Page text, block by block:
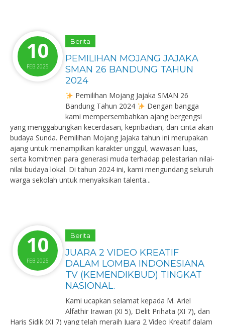
10
FEB 2025
Berita
PEMILIHAN MOJANG JAJAKA
SMAN 26 BANDUNG TAHUN
2024
Pemilihan Mojang Jajaka SMAN 26
Bandung Tahun 2024
Dengan bangga
kami mempersembahkan ajang bergengsi
yang menggabungkan kecerdasan, kepribadian, dan cinta akan
budaya Sunda. Pemilihan Mojang Jajaka tahun ini merupakan
ajang untuk menampilkan karakter unggul, wawasan luas,
serta komitmen para generasi muda terhadap pelestarian nilai-
nilai budaya lokal. Di tahun 2024 ini, kami mengundang seluruh
warga sekolah untuk menyaksikan talenta...
10
FEB 2025
Berita
JUARA 2 VIDEO KREATIF
DALAM LOMBA INDONESIANA
TV (KEMENDIKBUD) TINGKAT
NASIONAL.
Kami ucapkan selamat kepada M. Ariel
Alfathir Irawan (XI 5), Delit Prihata (XI 7), dan
Haris Sidik (XI 7) yang telah meraih Juara 2 Video Kreatif dalam